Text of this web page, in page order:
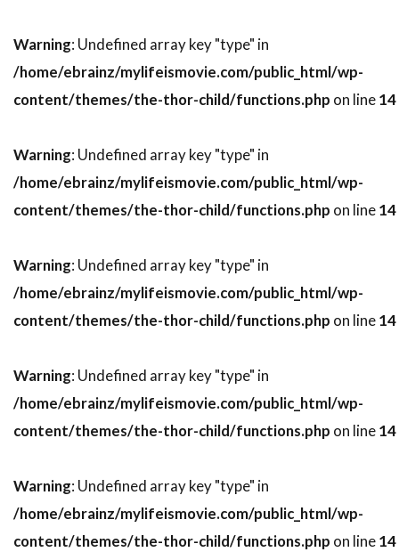
ニコラス・ピレッジ
ニコラ・ジロー
ニコラ・デュヴァル・アダソフスキ
ニコラ・ピオヴァーニ
ニコレッタ・ブラスキ
ニッキー・グァダーニ
ニッキー・ブロンスキー
ニック・ウェクスラー
ニック・シェンク
ニック・マクリーン
ニック・ロッドウェル
ニュージャパンフィルム
ニュージーランド
ニュー・ライン・シネマ
ニラ・パーク
ニーナ・ジェイコブソン
ニール・H・モリッツ
ニール・カントン
ニール・トラヴィス
ニール・メロン
ニール・ロス
ヌーノ・アントゥーンス
ネイサン・カヘイン
Warning: Undefined array key "type" in
/home/ebrainz/mylifeismovie.com/public_html/wp-
content/themes/the-thor-child/functions.php on line14
Warning: Undefined array key "type" in
/home/ebrainz/mylifeismovie.com/public_html/wp-
content/themes/the-thor-child/functions.php on line14
Warning: Undefined array key "type" in
/home/ebrainz/mylifeismovie.com/public_html/wp-
content/themes/the-thor-child/functions.php on line14
Warning: Undefined array key "type" in
/home/ebrainz/mylifeismovie.com/public_html/wp-
content/themes/the-thor-child/functions.php on line14
Warning: Undefined array key "type" in
/home/ebrainz/mylifeismovie.com/public_html/wp-
content/themes/the-thor-child/functions.php on line14